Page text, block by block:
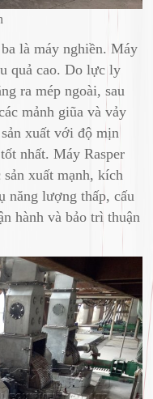
là máy nghiền. Máy
quả cao. Do lực ly
ra mép ngoài, sau
mảnh giũa và vảy
xuất với độ mịn
nhất. Máy Rasper
xuất mạnh, kích
năng lượng thấp, cấu
hành và bảo trì thuận